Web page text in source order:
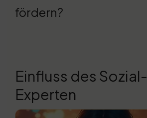
fördern?
Einfluss des Sozial-
Experten